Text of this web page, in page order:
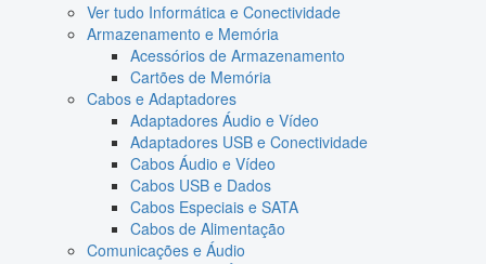
Ver tudo Informática e Conectividade
Armazenamento e Memória
Acessórios de Armazenamento
Cartões de Memória
Cabos e Adaptadores
Adaptadores Áudio e Vídeo
Adaptadores USB e Conectividade
Cabos Áudio e Vídeo
Cabos USB e Dados
Cabos Especiais e SATA
Cabos de Alimentação
Comunicações e Áudio